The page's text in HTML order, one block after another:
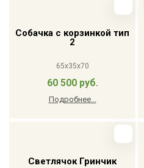
Собачка с корзинкой тип
2
65x35x70
60 500 руб.
Подробнее...
Светлячок Гринчик